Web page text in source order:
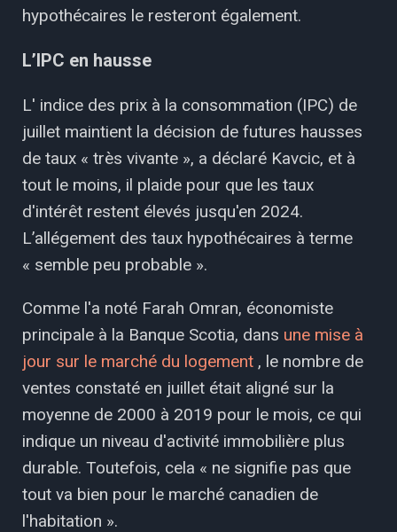
hypothécaires le resteront également.
L’IPC en hausse
L' indice des prix à la consommation (IPC) de
juillet maintient la décision de futures hausses
de taux « très vivante », a déclaré Kavcic, et à
tout le moins, il plaide pour que les taux
d'intérêt restent élevés jusqu'en 2024.
L’allégement des taux hypothécaires à terme
« semble peu probable ».
Comme l'a noté Farah Omran, économiste
principale à la Banque Scotia, dans une mise à
jour sur le marché du logement , le nombre de
ventes constaté en juillet était aligné sur la
moyenne de 2000 à 2019 pour le mois, ce qui
indique un niveau d'activité immobilière plus
durable. Toutefois, cela « ne signifie pas que
tout va bien pour le marché canadien de
l'habitation ».